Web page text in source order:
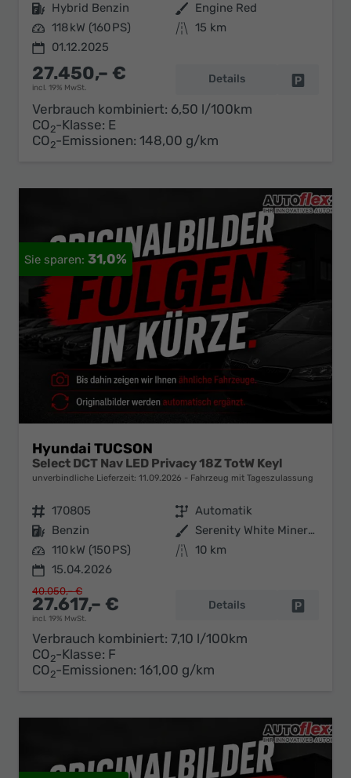
Kraftstoff Hybrid Benzin Außenfarbe Engine Red
Leistung 118 kW (160 PS) Kilometerstand 15 km
01.12.2025
27.450,– €
incl. 19% MwSt.
Details
Verbrauch kombiniert: 6,50 l/100km
CO2-Klasse: E
CO2-Emissionen: 148,00 g/km
31,0%
Hyundai TUCSON
Select DCT Nav LED Privacy 18Z TotW Keyl
unverbindliche Lieferzeit: 11.09.2026 Fahrzeug mit Tageszulassung
Fahrzeugnr. 170805 Getriebe Automatik
Kraftstoff Benzin Außenfarbe
Serenity White Mineraleffekt
Leistung 110 kW (150 PS) Kilometerstand 10 km
15.04.2026
27.617,– €
incl. 19% MwSt.
40.050,– €
Details
Verbrauch kombiniert: 7,10 l/100km
CO2-Klasse: F
CO2-Emissionen: 161,00 g/km